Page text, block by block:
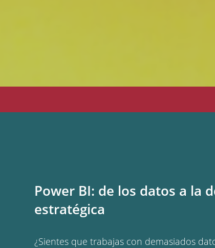
Power BI: de los datos a la
estratégica
¿Sientes que trabajas con demasiados